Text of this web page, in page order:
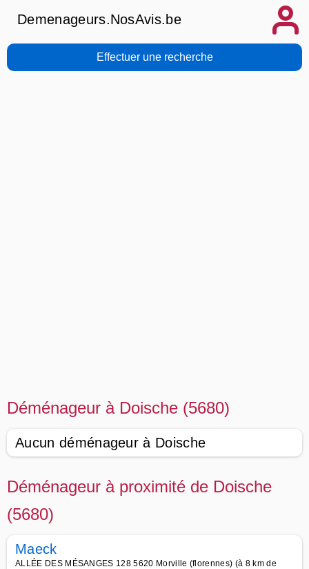
Demenageurs.NosAvis.be
Effectuer une recherche
Déménageur à Doische (5680)
Aucun déménageur à Doische
Déménageur à proximité de Doische
(5680)
Maeck
ALLÉE DES MÉSANGES 128 5620 Morville (florennes) (à 8 km de